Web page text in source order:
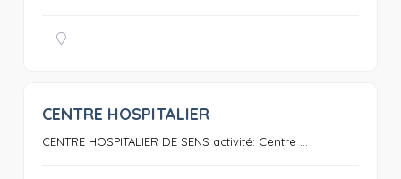
CENTRE HOSPITALIER
CENTRE HOSPITALIER DE SENS activité: Centre ...